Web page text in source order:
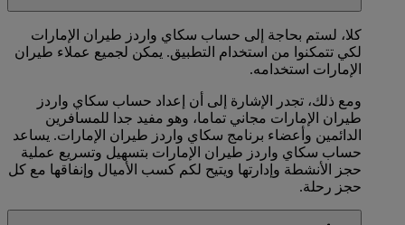
كلا، لستم بحاجة إلى حساب سكاي واردز طيران الإمارات
لكي تتمكنوا من استخدام التطبيق. يمكن لجميع عملاء طيران
الإمارات استخدامه.
ومع ذلك، تجدر الإشارة إلى أن إعداد حساب سكاي واردز
طيران الإمارات مجاني تماما، وهو مفيد جدا للمسافرين
الدائمين وأعضاء برنامج سكاي واردز طيران الإمارات. يساعد
حساب سكاي واردز طيران الإمارات بتسهيل وتسريع عملية
حجز الأنشطة وإدارتها ويتيح لكم كسب الأميال وإنفاقها مع كل
حجز رحلة.